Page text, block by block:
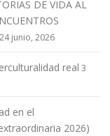
DE VIDA AL
24 junio, 2026
real 3
en el
2026)